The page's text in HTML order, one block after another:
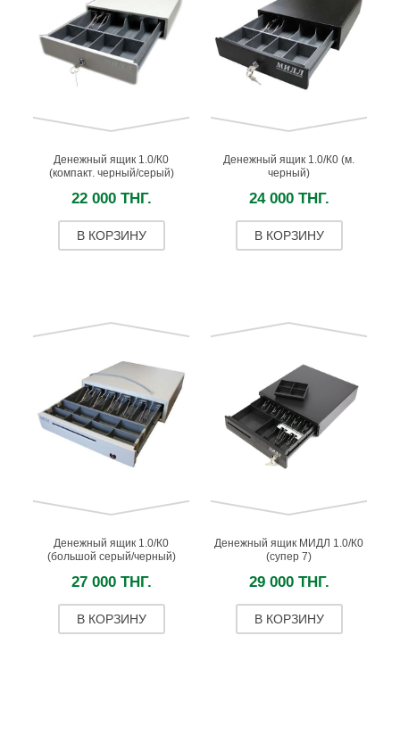
Денежный ящик 1.0/К0
(компакт. черный/серый)
22 000 ТНГ.
В КОРЗИНУ
Денежный ящик 1.0/К0 (м.
черный)
24 000 ТНГ.
В КОРЗИНУ
Денежный ящик 1.0/К0
(большой серый/черный)
27 000 ТНГ.
В КОРЗИНУ
Денежный ящик МИДЛ 1.0/К0
(супер 7)
29 000 ТНГ.
В КОРЗИНУ